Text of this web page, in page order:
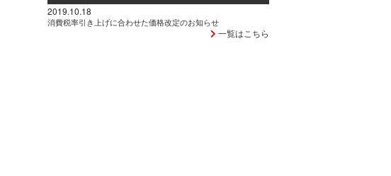
2019.10.18
消費税率引き上げに合わせた価格改定のお知らせ
一覧はこちら